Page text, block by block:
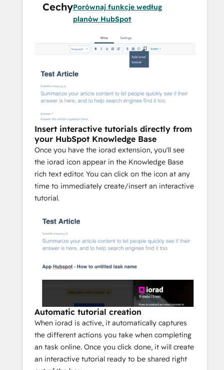
CechyPorównaj funkcje według
planów HubSpot
Insert interactive tutorials directly from
your HubSpot Knowledge Base
Once you have the iorad extension, you'll see
the iorad icon appear in the Knowledge Base
rich text editor. You can click on the icon at any
time to immediately create/insert an interactive
tutorial.
Automatic tutorial creation
When iorad is active, it automatically captures
the different actions you take when completing
an task online. Once you click done, it will create
an interactive tutorial ready to be shared right